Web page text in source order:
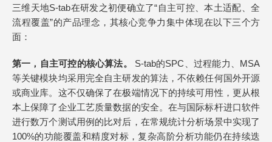
三维天地S-tab在研发之初便确立了“自主可控、本土适配、全
流程覆盖”的产品理念，其核心竞争力集中体现在以下三个方
面：
第一，自主可控的核心算法。
S-tab的SPC、过程能力、MSA
等关键模块均采用完全自主研发的算法，不依赖任何国外开源
或商业库。这不仅确保了在极端情况下的持续可用性，更从根
本上保障了企业工艺质量数据的安全。在与国际标杆进口软件
进行数万个测试用例的比对后，在常规统计分析场景中实现了
100%的功能覆盖和精度对标，复杂高阶分析功能仍在持续迭